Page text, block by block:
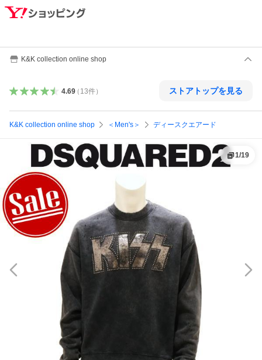
K&K collection online shop
4.69（ 13件） ストアトップを見る
K&K collection online shop ＜Men's＞ ディースクエアード
1/19